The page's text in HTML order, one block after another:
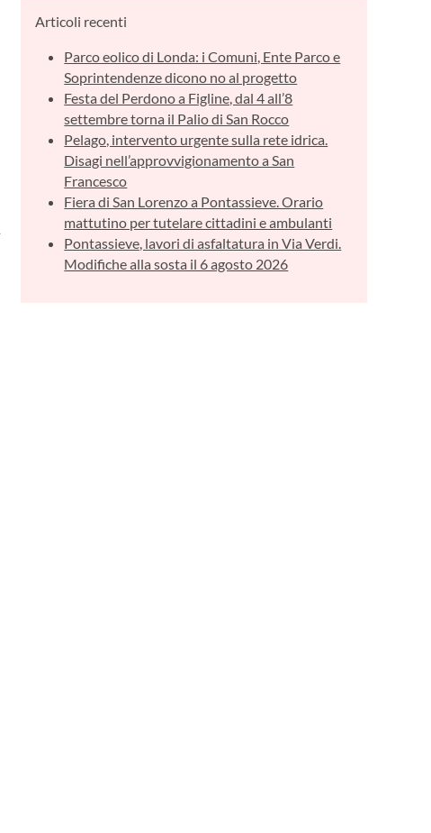
Articoli recenti
Parco eolico di Londa: i Comuni, Ente Parco e
Soprintendenze dicono no al progetto
Festa del Perdono a Figline, dal 4 all’8
settembre torna il Palio di San Rocco
Pelago, intervento urgente sulla rete idrica.
Disagi nell’approvvigionamento a San
Francesco
Fiera di San Lorenzo a Pontassieve. Orario
mattutino per tutelare cittadini e ambulanti
Pontassieve, lavori di asfaltatura in Via Verdi.
Modifiche alla sosta il 6 agosto 2026